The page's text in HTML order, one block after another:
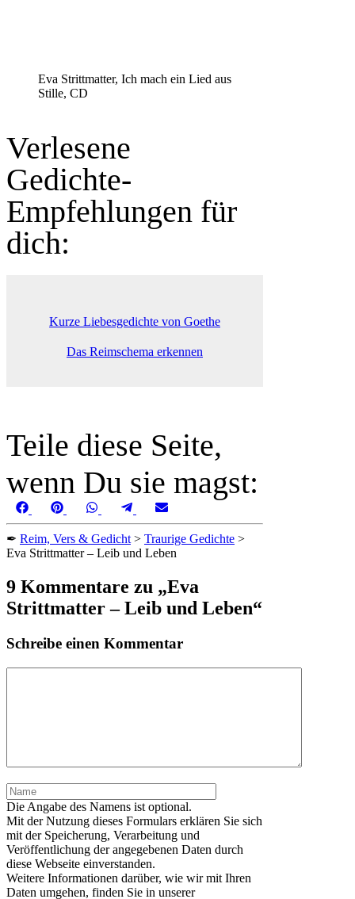
Eva Strittmatter, Ich mach ein Lied aus
Stille, CD
Verlesene
Gedichte-
Empfehlungen für
dich:
Kurze Liebesgedichte von Goethe
Das Reimschema erkennen
Teile diese Seite,
wenn Du sie magst:
Share
on
FacebookShare
on
Pinterest Share
on
WhatsAppShare
on
TelegramShare
on
✒ Reim, Vers & Gedicht> Traurige Gedichte >
Eva Strittmatter – Leib und Leben
9 Kommentare zu „Eva
Strittmatter – Leib und Leben“
Schreibe einen Kommentar
Name
Die Angabe des Namens ist optional.
Mit der Nutzung dieses Formulars erklären Sie sich
mit der Speicherung, Verarbeitung und
Veröffentlichung der angegebenen Daten durch
diese Webseite einverstanden.
Weitere Informationen darüber, wie wir mit Ihren
Daten umgehen, finden Sie in unserer